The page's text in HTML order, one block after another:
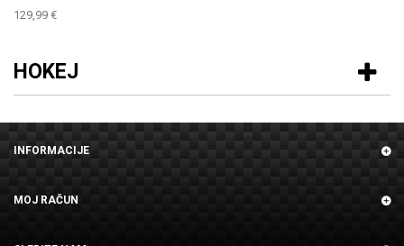
129,99 €
HOKEJ
INFORMACIJE
MOJ RAČUN